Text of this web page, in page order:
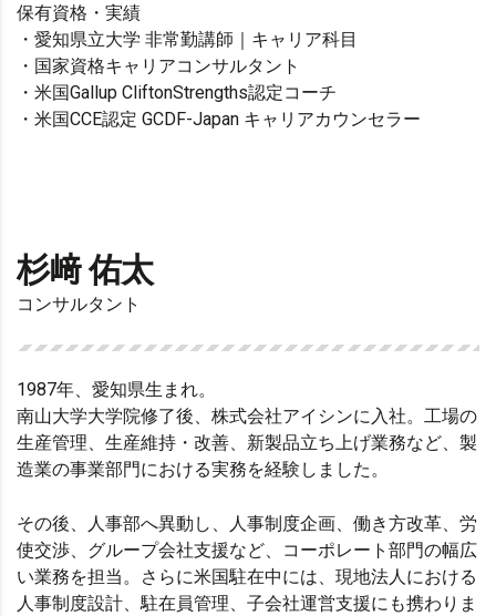
保有資格・実績
・愛知県立大学 非常勤講師｜キャリア科目
・国家資格キャリアコンサルタント
・米国Gallup CliftonStrengths認定コーチ
・米国CCE認定 GCDF-Japan キャリアカウンセラー
杉﨑 佑太
コンサルタント
1987年、愛知県生まれ。
南山大学大学院修了後、株式会社アイシンに入社。工場の
生産管理、生産維持・改善、新製品立ち上げ業務など、製
造業の事業部門における実務を経験しました。
その後、人事部へ異動し、人事制度企画、働き方改革、労
使交渉、グループ会社支援など、コーポレート部門の幅広
い業務を担当。さらに米国駐在中には、現地法人における
人事制度設計、駐在員管理、子会社運営支援にも携わりま